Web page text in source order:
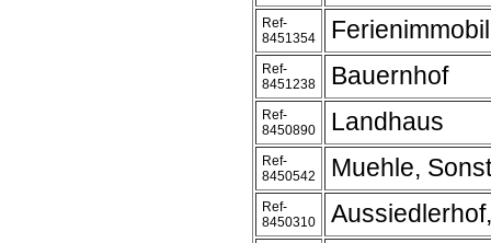
Ref-
8451354
Ref-
8451238
Bauernhof
Ref-
8450890
Landhaus
Ref-
8450542
Muehle,
Ref-
8450310